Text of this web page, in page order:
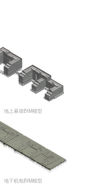
地上幕墙BIM模型
地下机电BIM模型